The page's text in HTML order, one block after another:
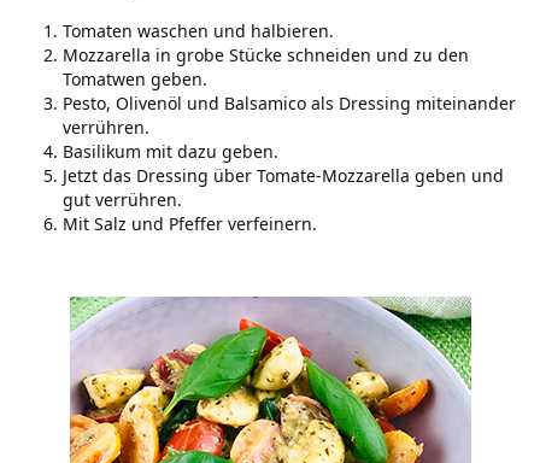
Tomaten waschen und halbieren.
Mozzarella in grobe Stücke schneiden und zu den
Tomatwen geben.
Pesto, Olivenöl und Balsamico als Dressing miteinander
verrühren.
Basilikum mit dazu geben.
Jetzt das Dressing über Tomate-Mozzarella geben und
gut verrühren.
Mit Salz und Pfeffer verfeinern.